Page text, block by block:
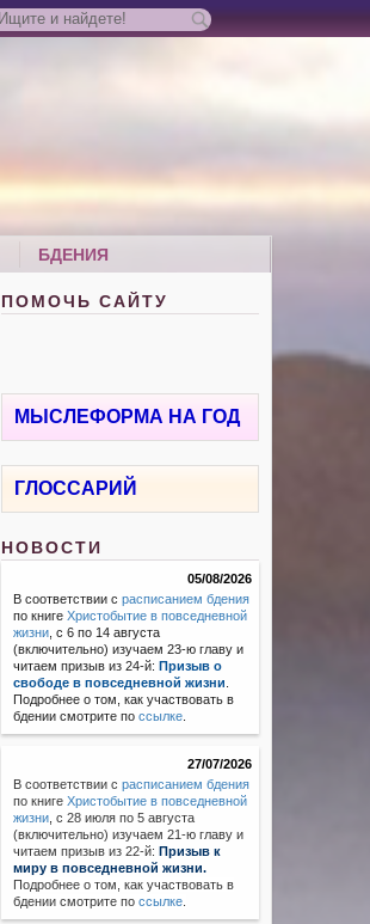
БДЕНИЯ
ПОМОЧЬ САЙТУ
МЫСЛЕФОРМА НА ГОД
ГЛОССАРИЙ
НОВОСТИ
05/08/2026
В соответствии срасписанием бдения
по книгеХристобытие в повседневной
жизни , с 6 по 14 августа
(включительно) изучаем 23-ю главу и
читаем призыв из 24-й: Призыв о
свободе в повседневной жизни
Подробнее о том, как участвовать в
бдении смотрите поссылке
27/07/2026
В соответствии с расписанием бдения
по книгеХристобытие в повседневной
жизни с 28 июля по 5 августа
(включительно) изучаем 21-ю главу и
читаем призыв из 22-й: Призыв к
миру в повседневной жизни.
Подробнее о том, как участвовать в
бдении смотрите поссылке